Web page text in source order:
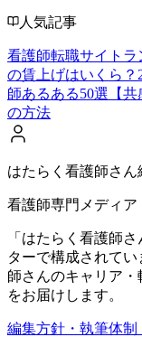
人気記事
看護師転職サイトラ
の賃上げはいくら？
師あるある50選【共
の方法
はたらく看護師さん
看護師専門メディア
「はたらく看護師
ターで構成されて
師さんのキャリア
をお届けします。
編集方針・執筆体制